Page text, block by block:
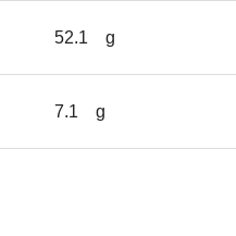
52.1 g
7.1 g